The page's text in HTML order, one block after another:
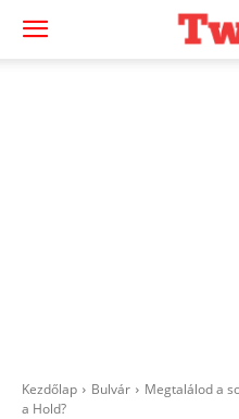
Kezdőlap Bulvár
Megtalálod a
a Hold?